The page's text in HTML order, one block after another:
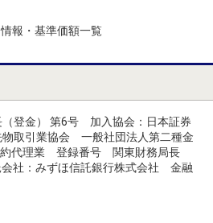
報・基準価額一覧
（登金） 第6号 加入協会：日本証券
物取引業協会 一般社団法人第二種金
代理業 登録番号 関東財務局長
社：みずほ信託銀行株式会社 金融